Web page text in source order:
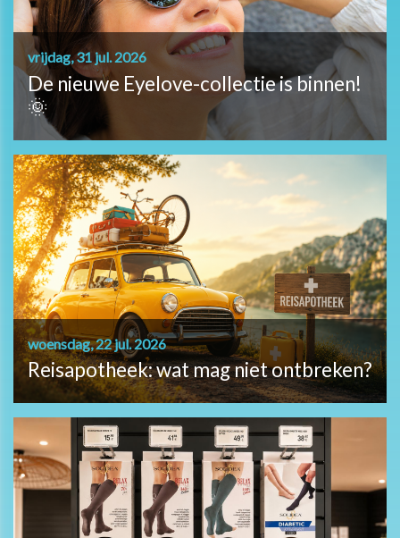
vrijdag, 31 jul. 2026
De nieuwe Eyelove-collectie is binnen!
🌞
woensdag, 22 jul. 2026
Reisapotheek: wat mag niet ontbreken?